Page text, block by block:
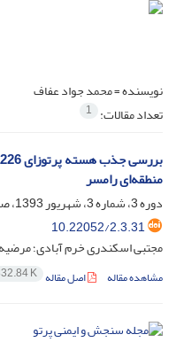
نویسنده =محمد جواد عفاف
تعداد مقالات: 1
منطقه‌ای رامسر
دوره 3، شماره 3، شهریور 1393، صفحه
10.22052/2.3.31
مجتبی اسکندری خرم آبادی؛
مشاهده مقاله اصل مقاله K